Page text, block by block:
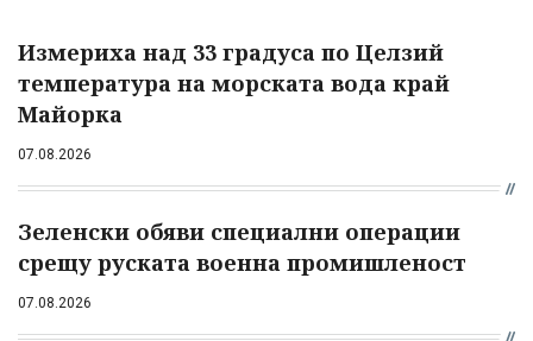
Измериха над 33 градуса по Целзий
температура на морската вода край
Майорка
07.08.2026
Зеленски обяви специални операции
срещу руската военна промишленост
07.08.2026